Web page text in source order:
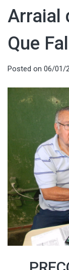
Arraial
Que
Posted on 06/01/